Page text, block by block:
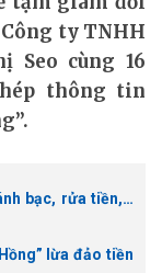
ty TNHH
Seo cùng 16
thông tin
bạc, rửa tiền,…
lừa đảo tiền